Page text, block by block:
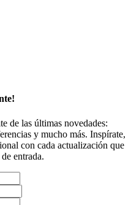
de las últimas novedades:
y mucho más. Inspírate,
con cada actualización que
entrada.